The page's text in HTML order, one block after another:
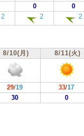
0 0
2 2 2
8/10(月) 8/11(火)
29/19 33/17
30 0